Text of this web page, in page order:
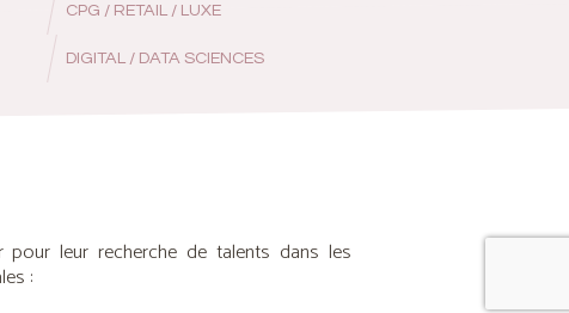
CPG / RETAIL / LUXE
DIGITAL / DATA SCIENCES
leur recherche de talents dans les
: